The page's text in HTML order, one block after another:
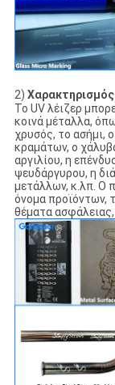
2)
Το UV λέιζερ
κοινά μέταλλα,
χρυσός, το ασήμι,
κραμάτων, ο
αργιλίου, η
ψευδάργυρου, η
μετάλλων, κ.λπ. Ο
όνομα προϊόντων,
θέματα ασφάλειας,